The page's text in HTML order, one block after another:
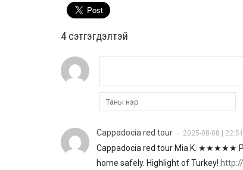
4 cэтгэгдэлтэй
Cappadocia red tour • 2025-08-08 | 22:51
Cappadocia red tour Mia K. ★★★★★
home safely. Highlight of Turkey!